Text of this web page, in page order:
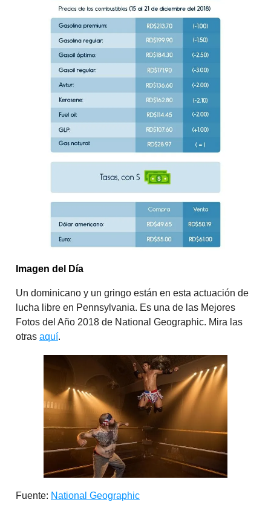
Imagen del Día
Un dominicano y un gringo están en esta actuación de
lucha libre en Pennsylvania. Es una de las Mejores
Fotos del Año 2018 de National Geographic. Mira las
otras aquí.
Fuente: National Geographic